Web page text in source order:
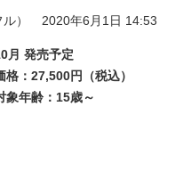
） 2020年6月1日 14:53
月 発売予定
格：27,500円（税込）
象年齢：15歳～